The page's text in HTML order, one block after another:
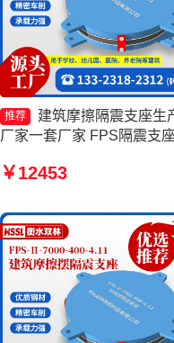
推荐
建筑摩擦隔震支座生
厂家一套厂家 FPS隔震支
源头工厂 摩擦摆建筑隔震
￥12453